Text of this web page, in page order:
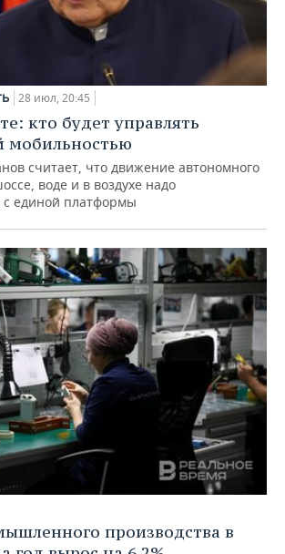
28 июл, 20:45
кто будет управлять
мобильностью
считает, что движение автономного
воде и в воздухе надо
с единой платформы
производства в